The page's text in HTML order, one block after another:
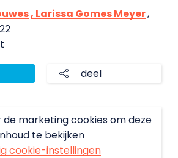
, Larissa Gomes Meyer,
deel
marketing cookies om deze
te bekijken
cookie-instellingen